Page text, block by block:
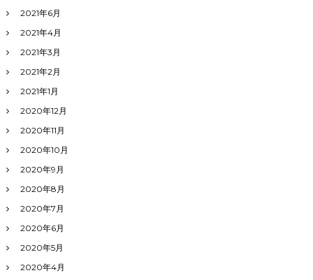
2021年6月
2021年4月
2021年3月
2021年2月
2021年1月
2020年12月
2020年11月
2020年10月
2020年9月
2020年8月
2020年7月
2020年6月
2020年5月
2020年4月